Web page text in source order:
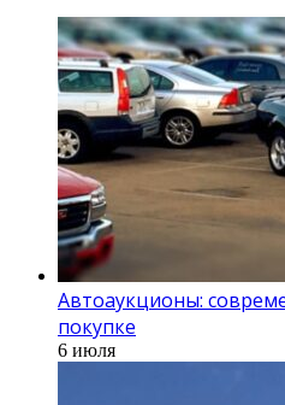
Автоаукционы:
покупке
6 июля